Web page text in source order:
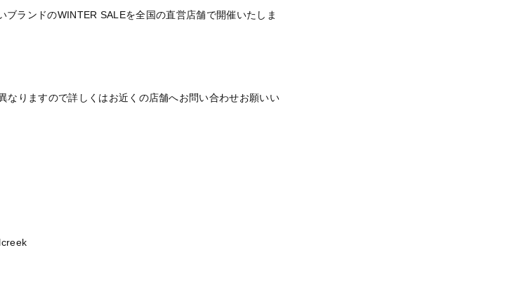
ランドのWINTER SALEを全国の直営店舗で開催いたしま
りますので詳しくはお近くの店舗へお問い合わせお願いい